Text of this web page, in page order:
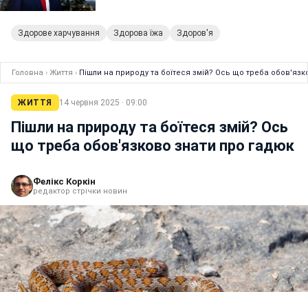
Здорове харчування Здорова їжа Здоров'я
Головна › Життя › Пішли на природу та боїтеся змій? Ось що треба
ЖИТТЯ 14 червня 2025 · 09:00
Пішли на природу та боїтеся змій? Ось
що треба обов'язково знати про гадюк
Фелікс Коркін
редактор стрічки новин